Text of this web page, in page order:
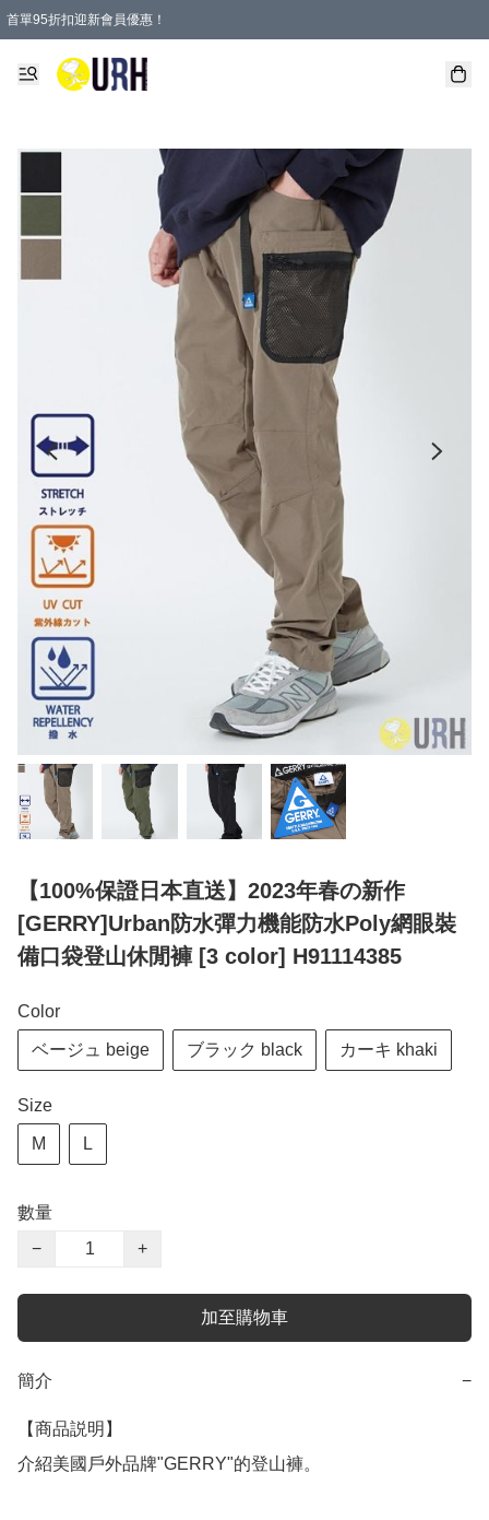
首單95折扣迎新會員優惠！
特選會員可享全單低至 95 折優惠！
單一訂單滿HKD600(澳門HKD800)包郵寄順豐送到家。
【100%保證日本直送】2023年春の新作
[GERRY]Urban防水彈力機能防水Poly網眼裝
備口袋登山休閒褲 [3 color] H91114385
Color
ベージュ beige ブラック black カーキ khaki
Size
M L
數量
−
+
加至購物車
簡介 −
【商品説明】
介紹美國戶外品牌"GERRY"的登山褲。